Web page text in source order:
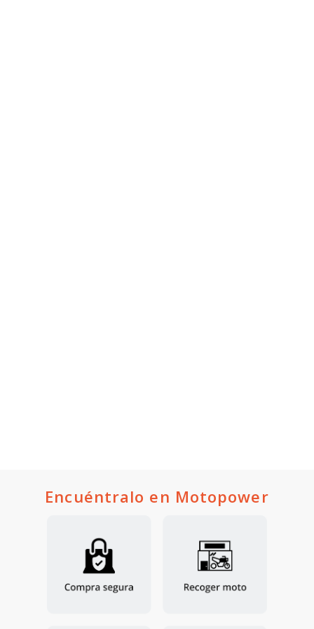
Encuéntralo en Motopower